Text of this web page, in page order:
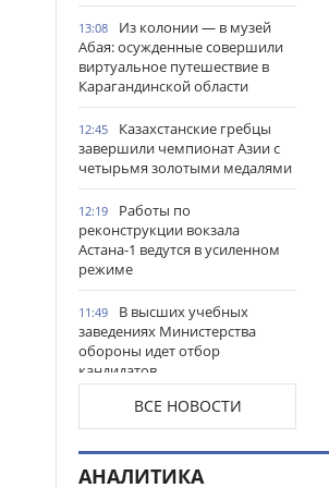
13:08
Из колонии — в музей
Абая: осужденные совершили
виртуальное путешествие в
Карагандинской области
12:45
Казахстанские гребцы
завершили чемпионат Азии с
четырьмя золотыми медалями
12:19
Работы по
реконструкции вокзала
Астана-1 ведутся в усиленном
режиме
11:49
В высших учебных
заведениях Министерства
обороны идет отбор
кандидатов
В Астане проводят
комплексную работу по
очистке реки Есиль
ВСЕ НОВОСТИ
АНАЛИТИКА